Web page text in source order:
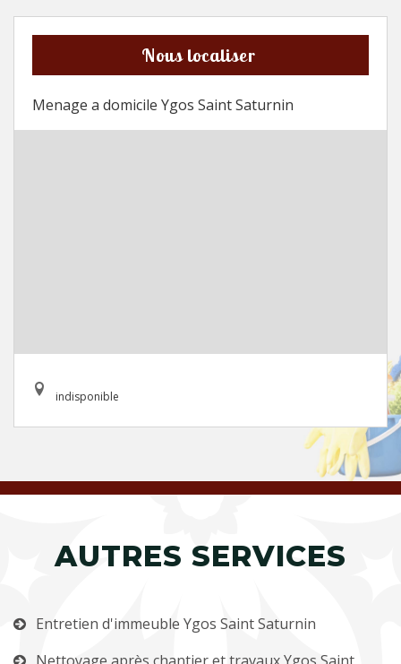
Nous localiser
Menage a domicile Ygos Saint Saturnin
indisponible
AUTRES SERVICES
Entretien d'immeuble Ygos Saint Saturnin